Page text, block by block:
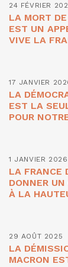
24 FÉVRIER
LA MORT
EST UN
VIVE LA
17 JANVIER
LA
EST LA
POUR
1 JANVIER 2026
LA FRANCE
DONNER UN
À LA
29 AOÛT 2025
LA
MACRON